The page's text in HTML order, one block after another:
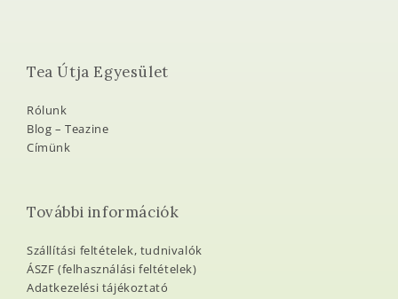
Tea Útja Egyesület
Rólunk
Blog – Teazine
Címünk
További információk
Szállítási feltételek, tudnivalók
ÁSZF (felhasználási feltételek)
Adatkezelési tájékoztató